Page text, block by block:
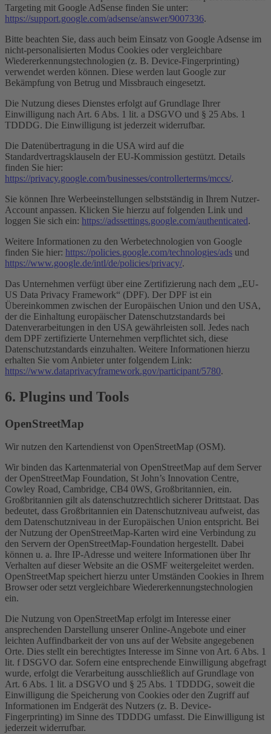
Targeting mit Google AdSense finden Sie unter:
https://support.google.com/adsense/answer/9007336.
Bitte beachten Sie, dass auch beim Einsatz von Google Adsense im
nicht-personalisierten Modus Cookies oder vergleichbare
Wiedererkennungstechnologien (z. B. Device-Fingerprinting)
verwendet werden können. Diese werden laut Google zur
Bekämpfung von Betrug und Missbrauch eingesetzt.
Die Nutzung dieses Dienstes erfolgt auf Grundlage Ihrer
Einwilligung nach Art. 6 Abs. 1 lit. a DSGVO und § 25 Abs. 1
TDDDG. Die Einwilligung ist jederzeit widerrufbar.
Die Datenübertragung in die USA wird auf die
Standardvertragsklauseln der EU-Kommission gestützt. Details
finden Sie hier:
https://privacy.google.com/businesses/controllerterms/mccs/.
Sie können Ihre Werbeeinstellungen selbstständig in Ihrem Nutzer-
Account anpassen. Klicken Sie hierzu auf folgenden Link und
loggen Sie sich ein: https://adssettings.google.com/authenticated.
Weitere Informationen zu den Werbetechnologien von Google
finden Sie hier: https://policies.google.com/technologies/ads und
https://www.google.de/intl/de/policies/privacy/.
Das Unternehmen verfügt über eine Zertifizierung nach dem „EU-
US Data Privacy Framework“ (DPF). Der DPF ist ein
Übereinkommen zwischen der Europäischen Union und den USA,
der die Einhaltung europäischer Datenschutzstandards bei
Datenverarbeitungen in den USA gewährleisten soll. Jedes nach
dem DPF zertifizierte Unternehmen verpflichtet sich, diese
Datenschutzstandards einzuhalten. Weitere Informationen hierzu
erhalten Sie vom Anbieter unter folgendem Link:
https://www.dataprivacyframework.gov/participant/5780.
6. Plugins und Tools
OpenStreetMap
Wir nutzen den Kartendienst von OpenStreetMap (OSM).
Wir binden das Kartenmaterial von OpenStreetMap auf dem Server
der OpenStreetMap Foundation, St John’s Innovation Centre,
Cowley Road, Cambridge, CB4 0WS, Großbritannien, ein.
Großbritannien gilt als datenschutzrechtlich sicherer Drittstaat. Das
bedeutet, dass Großbritannien ein Datenschutzniveau aufweist, das
dem Datenschutzniveau in der Europäischen Union entspricht. Bei
der Nutzung der OpenStreetMap-Karten wird eine Verbindung zu
den Servern der OpenStreetMap-Foundation hergestellt. Dabei
können u. a. Ihre IP-Adresse und weitere Informationen über Ihr
Verhalten auf dieser Website an die OSMF weitergeleitet werden.
OpenStreetMap speichert hierzu unter Umständen Cookies in Ihrem
Browser oder setzt vergleichbare Wiedererkennungstechnologien
ein.
Die Nutzung von OpenStreetMap erfolgt im Interesse einer
ansprechenden Darstellung unserer Online-Angebote und einer
leichten Auffindbarkeit der von uns auf der Website angegebenen
Orte. Dies stellt ein berechtigtes Interesse im Sinne von Art. 6 Abs. 1
lit. f DSGVO dar. Sofern eine entsprechende Einwilligung abgefragt
wurde, erfolgt die Verarbeitung ausschließlich auf Grundlage von
Art. 6 Abs. 1 lit. a DSGVO und § 25 Abs. 1 TDDDG, soweit die
Einwilligung die Speicherung von Cookies oder den Zugriff auf
Informationen im Endgerät des Nutzers (z. B. Device-
Fingerprinting) im Sinne des TDDDG umfasst. Die Einwilligung ist
jederzeit widerrufbar.